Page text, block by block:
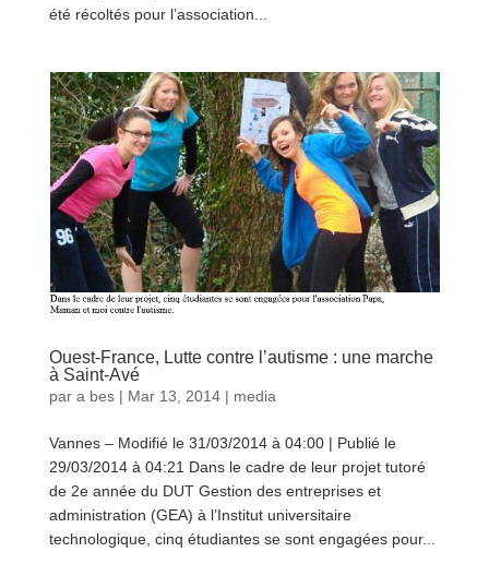
été récoltés pour l’association...
Ouest-France, Lutte contre l’autisme : une marche
à Saint-Avé
par a bes| Mar 13, 2014| media
Vannes – Modifié le 31/03/2014 à 04:00 | Publié le
29/03/2014 à 04:21 Dans le cadre de leur projet tutoré
de 2e année du DUT Gestion des entreprises et
administration (GEA) à l’Institut universitaire
technologique, cinq étudiantes se sont engagées pour...